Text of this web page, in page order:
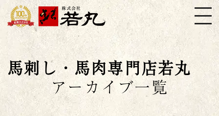
株式会社若丸
馬刺し・馬肉専門店若丸
アーカイブ一覧